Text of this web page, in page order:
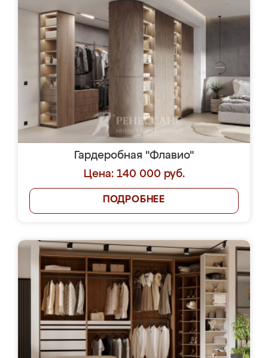
Гардеробная "Флавио"
Цена: 140 000 руб.
ПОДРОБНЕЕ